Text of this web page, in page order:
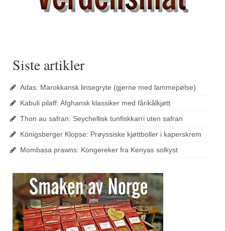
Siste artikler
Adas: Marokkansk linsegryte (gjerne med lammepølse)
Kabuli pilaff: Afghansk klassiker med fårikålkjøtt
Thon au safran: Seychellisk tunfiskkarri uten safran
Königsberger Klopse: Prøyssiske kjøttboller i kaperskrem
Mombasa prawns: Kongereker fra Kenyas solkyst